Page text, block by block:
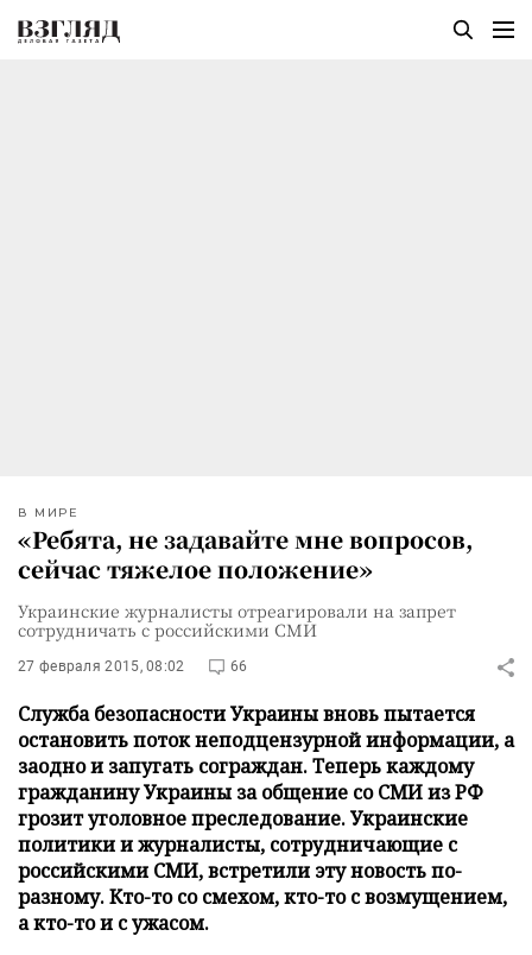
В МИРЕ
«Ребята, не задавайте мне вопросов,
сейчас тяжелое положение»
Украинские журналисты отреагировали на запрет
сотрудничать с российскими СМИ
27 февраля 2015, 08:02 66
Служба безопасности Украины вновь пытается
остановить поток неподцензурной информации, а
заодно и запугать сограждан. Теперь каждому
гражданину Украины за общение со СМИ из РФ
грозит уголовное преследование. Украинские
политики и журналисты, сотрудничающие с
российскими СМИ, встретили эту новость по-
разному. Кто-то со смехом, кто-то с возмущением,
а кто-то и с ужасом.